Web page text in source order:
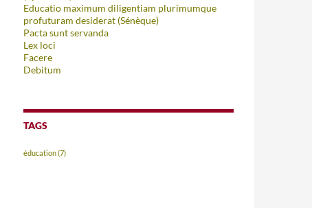
Educatio maximum diligentiam plurimumque
profuturam desiderat (Sénèque)
Pacta sunt servanda
Lex loci
Facere
Debitum
TAGS
éducation(7)